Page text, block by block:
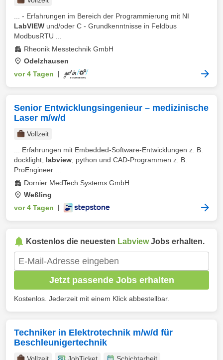
... - Erfahrungen im Bereich der Programmierung mit NI
LabVIEW und/oder C - Grundkenntnisse in Feldbus
ModbusRTU ...
Rheonik Messtechnik GmbH
Odelzhausen
vor 4 Tagen
Senior Entwicklungsingenieur – medizinische
Laser m/w/d
Vollzeit
... Erfahrungen mit Embedded-Software-Entwicklungen z. B.
docklight, labview , python und CAD-Programmen z. B.
ProEngineer ...
Dornier MedTech Systems GmbH
Weßling
vor 4 Tagen
Kostenlos die neuesten LabviewJobs erhalten.
Jetzt passende Jobs erhalten
Kostenlos. Jederzeit mit einem Klick abbestellbar.
Techniker in Elektrotechnik m/w/d für
Beschleunigertechnik